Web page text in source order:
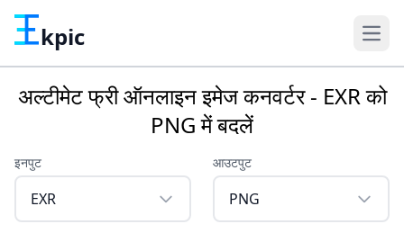
kpic
अल्टीमेट फ्री ऑनलाइन इमेज कनवर्टर - EXR को
PNG में बदलें
इनपुट
EXR
आउटपुट
PNG